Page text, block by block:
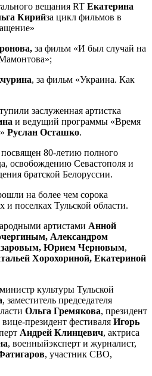
вещания RT Екатерина
Кирийза цикл фильмов в
за фильм «И был случай на
, за фильм «Украина. Как
заслуженная артистка
и ведущий программы «Время
Руслан Осташко.
80-летию полного
освобождению Севастополя и
братской Белоруссии.
на более чем сорока
и поселках Тульской области.
артистами Анной
Александром
Юрием Черновым,
Хорохориной, Екатериной
культуры Тульской
, заместитель председателя
Ольга Гремякова, президент
вице-президент фестиваля Игорь
Андрей Клинцевич, актриса
, военныйэксперт и журналист,
, участник СВО,